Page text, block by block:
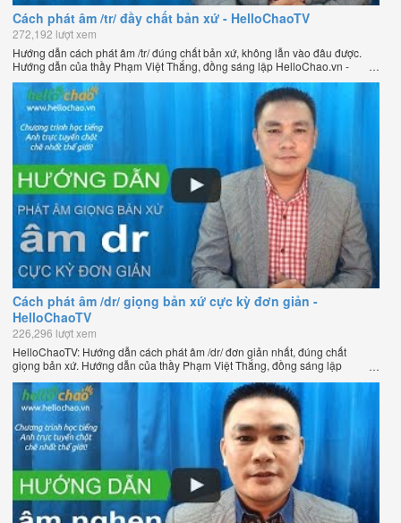
Cách phát âm /tr/ đầy chất bản xứ - HelloChaoTV
272,192 lượt xem
Hướng dẫn cách phát âm /tr/ đúng chất bản xứ, không lẫn vào đâu được.
Hướng dẫn của thầy Phạm Việt Thắng, đồng sáng lập HelloChao.vn -
Chương trình dạy tiếng Anh trực tuyến chặt chẽ nhất thế giới.
Cách phát âm /dr/ giọng bản xứ cực kỳ đơn giản -
HelloChaoTV
226,296 lượt xem
HelloChaoTV: Hướng dẫn cách phát âm /dr/ đơn giản nhất, đúng chất
giọng bản xứ. Hướng dẫn của thầy Phạm Việt Thắng, đồng sáng lập
HelloChao.vn - Chương trình dạy tiếng Anh trực tuyến chặt chẽ nhất thế
giới.